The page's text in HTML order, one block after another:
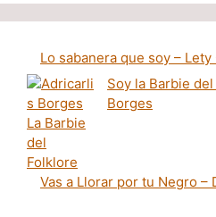
Lo sabanera que soy – Lety
Soy la Barbie
Borges
Vas a Llorar por tu Negro –